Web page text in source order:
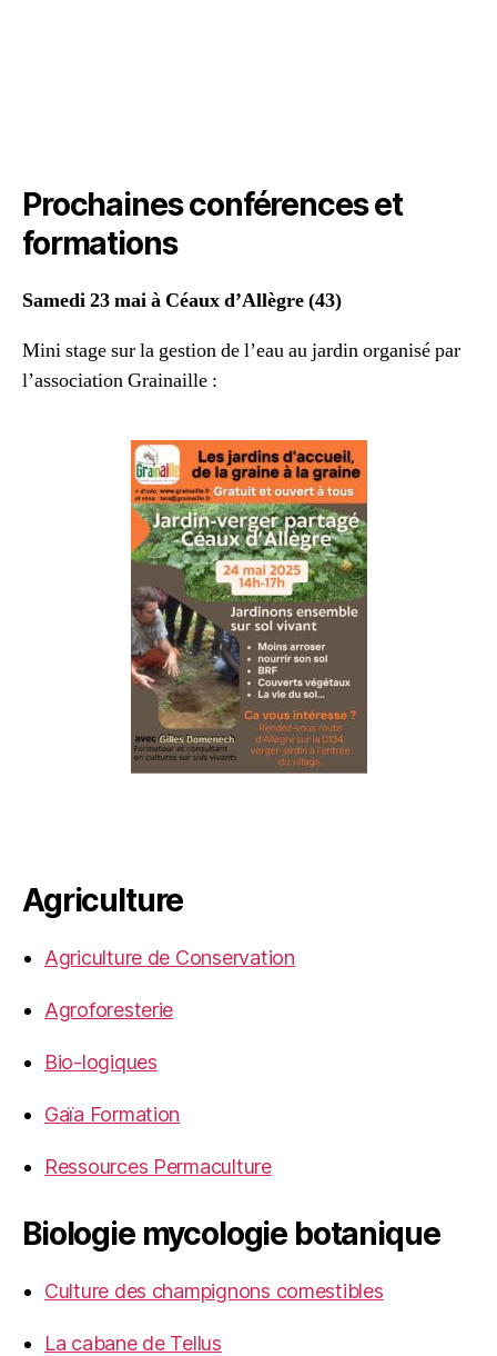
Prochaines conférences et
formations
Samedi 23 mai à Céaux d’Allègre (43)
Mini stage sur la gestion de l’eau au jardin organisé par
l’association Grainaille :
Agriculture
Agriculture de Conservation
Agroforesterie
Bio-logiques
Gaïa Formation
Ressources Permaculture
Biologie mycologie botanique
Culture des champignons comestibles
La cabane de Tellus